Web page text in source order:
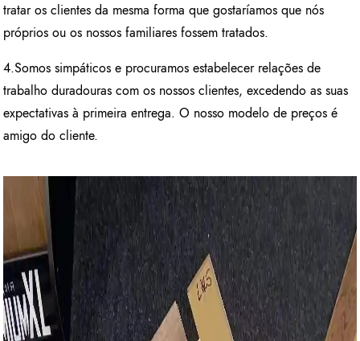
tratar os clientes da mesma forma que gostaríamos que nós
próprios ou os nossos familiares fossem tratados.
4.Somos simpáticos e procuramos estabelecer relações de
trabalho duradouras com os nossos clientes, excedendo as suas
expectativas à primeira entrega. O nosso modelo de preços é
amigo do cliente.